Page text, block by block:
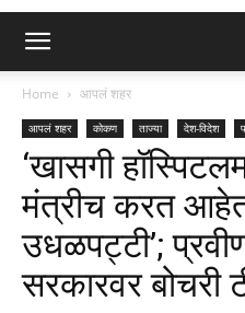
Home आपलं शहर
आपलं शहर कोकण ताज्या देश-विदेश
‘खासगी
मंत्रीच करत आहेत
उधळपट्टी’;
सरकारवर बोचरी